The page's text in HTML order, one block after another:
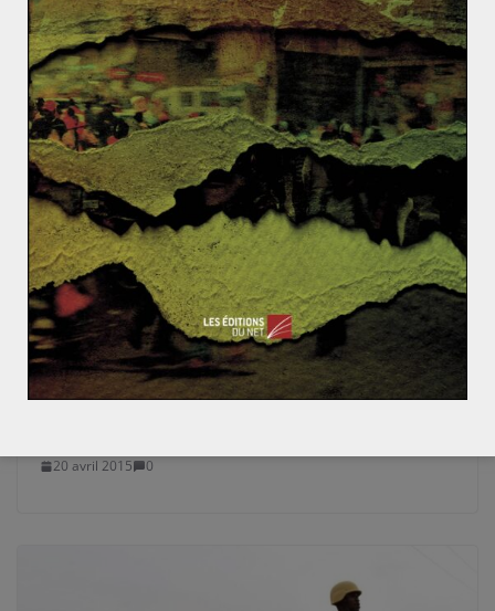
exploit qu’a réalisé Mandela en Afrique du Sud, il
restera un exemple à suivre pour beaucoup de
générations encore. Aujourd’hui, la légende vivante
s’est éteinte mais le mythe est en marche. Merci
Madiba !
La zone euro tiendra-t-elle le choc ?
Le Canada revendique la paternité du père Noël : la l
utte pour le pôle Nord
La Chine renforce sa présence au
20 avril 2015 0